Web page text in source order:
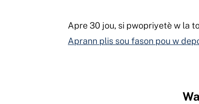
Apre 30 jou, si pwopriyetè w la
Aprann plis sou fason pou w